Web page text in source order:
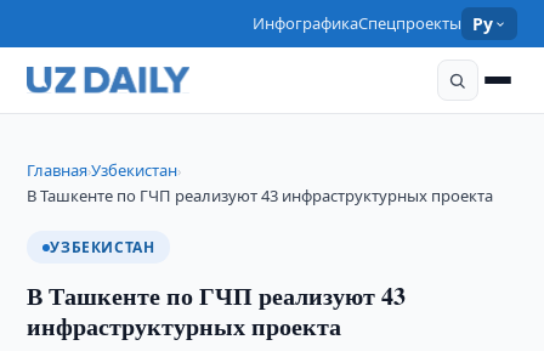
ИнфографикаСпецпроекты Ру
Главная›Узбекистан›
В Ташкенте по ГЧП реализуют 43 инфраструктурных проекта
УЗБЕКИСТАН
В Ташкенте по ГЧП реализуют 43
инфраструктурных проекта